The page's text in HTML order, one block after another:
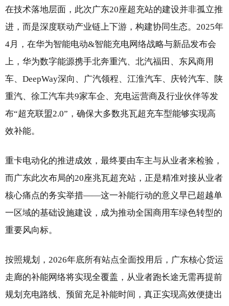
在技术落地层面，此次广东20座超充站的建设并非孤立推
进，而是深度联动产业链上下游，构建协同生态。2025年
4月，在华为智能电动&智能充电网络战略与新品发布会
上，华为数字能源携手北奔重汽、北汽福田、东风商用
车、DeepWay深向、广汽领程、江淮汽车、庆铃汽车、陕
重汽、徐工汽车共9家车企、充电运营商及行业伙伴等发
布“超充联盟2.0”，确保大多数兆瓦超充车型能够实现高
效补能。
重卡电动化的推进成效，最终要由车主与从业者来检验，
而广东此次布局的20座兆瓦超充站，正是精准对接从业者
核心痛点的务实举措——这一补能行动的意义早已超越单
一区域的基础设施建设，成为推动全国商用车绿色转型的
重要风向标。
按照规划，2026年底所有站点全面投用后，广东核心货运
走廊的补能网络将实现全覆盖，从业者跑长途无需再提前
规划充电路线、预留充足补能时间，真正实现高效便捷出